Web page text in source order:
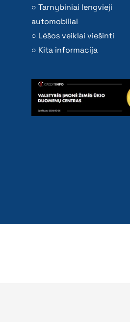
Tarnybiniai lengvieji
automobiliai
Lėšos veiklai viešinti
Kita informacija